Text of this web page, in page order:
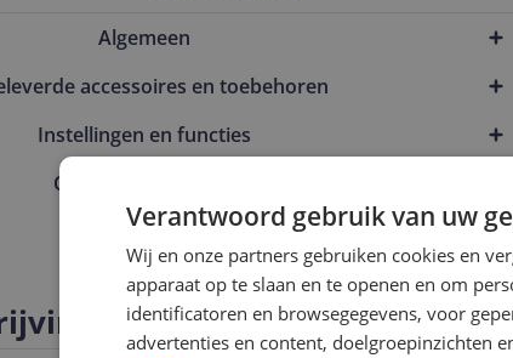
Algemeen
accessoires en toebehoren
Instellingen en functies
Overige kenmerken
Productinformatie
Technisch
Verantwoord gebruik van uw
Wij en onze partners gebruiken cookies en
apparaat op te slaan en te openen en om
identificatoren en browsegegevens, voor
advertenties en content, doelgroepinzichten